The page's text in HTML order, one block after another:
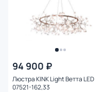
94 900 ₽
Люстра KINK Light Ветта LED
07521-162,33